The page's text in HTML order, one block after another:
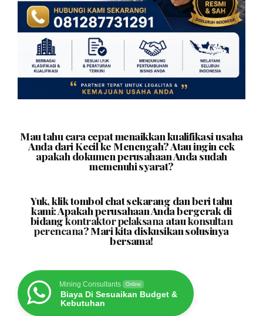
Mau tahu cara cepat menaikkan kualifikasi usaha
Anda dari Kecil ke Menengah? Atau ingin cek
apakah dokumen perusahaan Anda sudah
memenuhi syarat?
Yuk, klik tombol chat sekarang dan beri tahu
kami: Apakah perusahaan Anda bergerak di
bidangkontraktor pelaksana ataukonsultan
perencana? Mari kita diskusikan solusinya
bersama!
Mining Consultants Online
Biaya Di Sesuaikan Budget &
Kebutuhan